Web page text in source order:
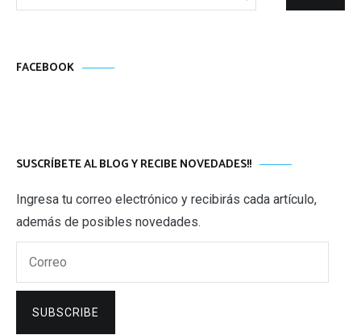
FACEBOOK
SUSCRÍBETE AL BLOG Y RECIBE NOVEDADES!!
Ingresa tu correo electrónico y recibirás cada artículo,
además de posibles novedades.
SUBSCRIBE